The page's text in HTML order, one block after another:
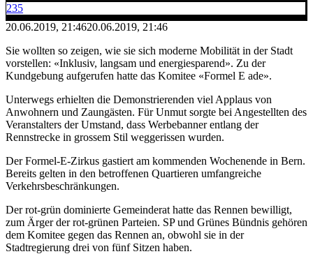
235
20.06.2019, 21:4620.06.2019, 21:46
Sie wollten so zeigen, wie sie sich moderne Mobilität in der Stadt
vorstellen: «Inklusiv, langsam und energiesparend». Zu der
Kundgebung aufgerufen hatte das Komitee «Formel E ade».
Unterwegs erhielten die Demonstrierenden viel Applaus von
Anwohnern und Zaungästen. Für Unmut sorgte bei Angestellten des
Veranstalters der Umstand, dass Werbebanner entlang der
Rennstrecke in grossem Stil weggerissen wurden.
Der Formel-E-Zirkus gastiert am kommenden Wochenende in Bern.
Bereits gelten in den betroffenen Quartieren umfangreiche
Verkehrsbeschränkungen.
Der rot-grün dominierte Gemeinderat hatte das Rennen bewilligt,
zum Ärger der rot-grünen Parteien. SP und Grünes Bündnis gehören
dem Komitee gegen das Rennen an, obwohl sie in der
Stadtregierung drei von fünf Sitzen haben.